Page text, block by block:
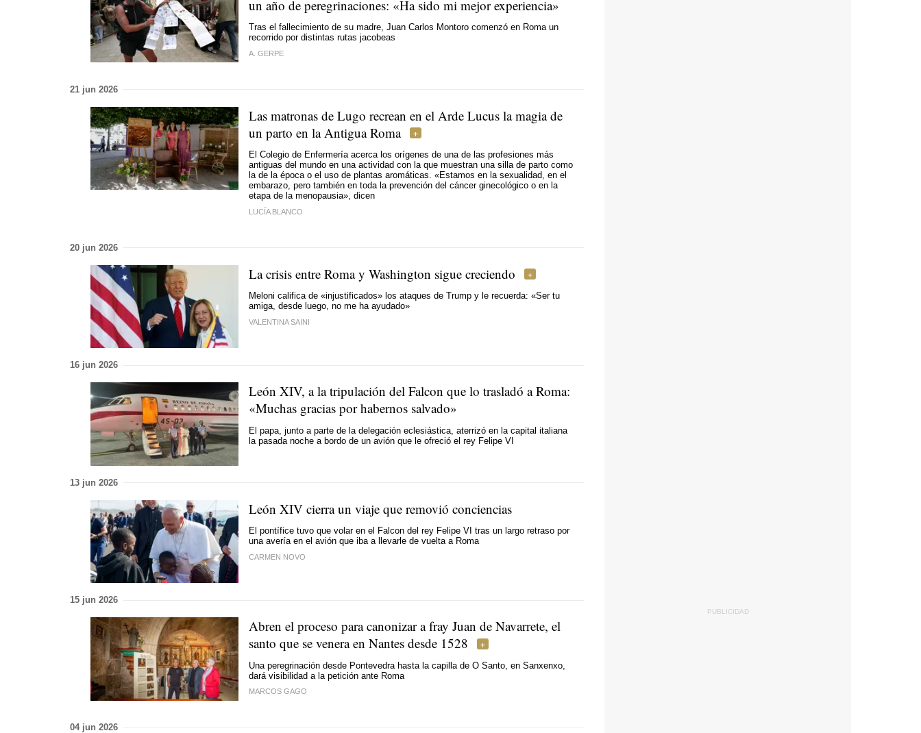
un año de peregrinaciones: «Ha sido mi mejor experiencia»
Tras el fallecimiento de su madre, Juan Carlos Montoro comenzó en Roma un
recorrido por distintas rutas jacobeas
A. GERPE
21 jun 2026
Las matronas de Lugo recrean en el Arde Lucus la magia de
un parto en la Antigua Roma
El Colegio de Enfermería acerca los orígenes de una de las profesiones más
antiguas del mundo en una actividad con la que muestran una silla de parto como
la de la época o el uso de plantas aromáticas. «Estamos en la sexualidad, en el
embarazo, pero también en toda la prevención del cáncer ginecológico o en la
etapa de la menopausia», dicen
LUCÍA BLANCO
20 jun 2026
La crisis entre Roma y Washington sigue creciendo
Meloni califica de «injustificados» los ataques de Trump y le recuerda: «Ser tu
amiga, desde luego, no me ha ayudado»
VALENTINA SAINI
16 jun 2026
León XIV, a la tripulación del Falcon que lo trasladó a Roma:
«Muchas gracias por habernos salvado»
El papa, junto a parte de la delegación eclesiástica, aterrizó en la capital italiana
la pasada noche a bordo de un avión que le ofreció el rey Felipe VI
13 jun 2026
León XIV cierra un viaje que removió conciencias
El pontífice tuvo que volar en el Falcon del rey Felipe VI tras un largo retraso por
una avería en el avión que iba a llevarle de vuelta a Roma
CARMEN NOVO
15 jun 2026
Abren el proceso para canonizar a fray Juan de Navarrete, el
santo que se venera en Nantes desde 1528
Una peregrinación desde Pontevedra hasta la capilla de O Santo, en Sanxenxo,
dará visibilidad a la petición ante Roma
MARCOS GAGO
04 jun 2026